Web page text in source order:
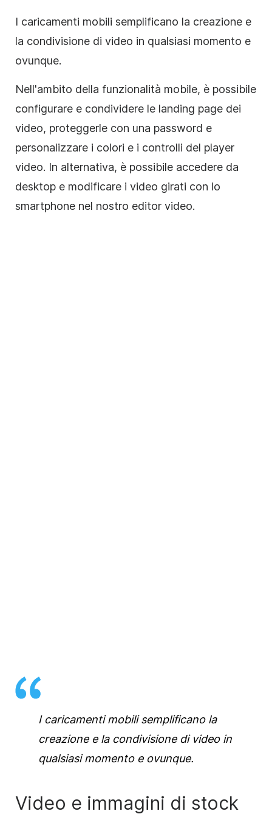
I caricamenti mobili semplificano la creazione e
la condivisione di video in qualsiasi momento e
ovunque.
Nell'ambito della funzionalità mobile, è possibile
configurare e condividere le landing page dei
video, proteggerle con una password e
personalizzare i colori e i controlli del player
video. In alternativa, è possibile accedere da
desktop e modificare i video girati con lo
smartphone nel nostro editor video.
I caricamenti mobili semplificano la
creazione e la condivisione di video in
qualsiasi momento e ovunque.
Video e immagini di stock